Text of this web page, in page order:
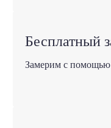
Бесплатный
Замерим с помощью